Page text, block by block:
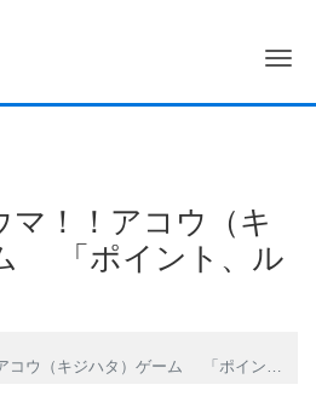
！！アコウ（キ
「ポイント、ル
キジハタ）ゲーム 「ポイント、ルアー編」